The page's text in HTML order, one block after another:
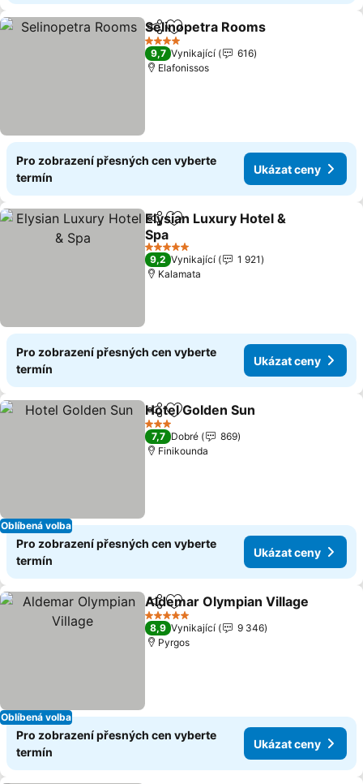
SdíletPřidat na seznam oblíbených
Selinopetra Rooms
4 Počet hvězdiček
9,7 Vynikající
616
Elafonissos
Pro zobrazení přesných cen vyberte
termín
Ukázat ceny
SdíletPřidat na seznam oblíbených
Elysian Luxury Hotel &
Spa
5 Počet hvězdiček
9,2 Vynikající
1 921
Kalamata
Pro zobrazení přesných cen vyberte
termín
Ukázat ceny
Oblíbená volba
SdíletPřidat na seznam oblíbených
Hotel Golden Sun
3 Počet hvězdiček
7,7 Dobré
869
Finikounda
Pro zobrazení přesných cen vyberte
termín
Ukázat ceny
Oblíbená volba
SdíletPřidat na seznam oblíbených
Aldemar Olympian Village
5 Počet hvězdiček
8,9 Vynikající
9 346
Pyrgos
Pro zobrazení přesných cen vyberte
termín
Ukázat ceny